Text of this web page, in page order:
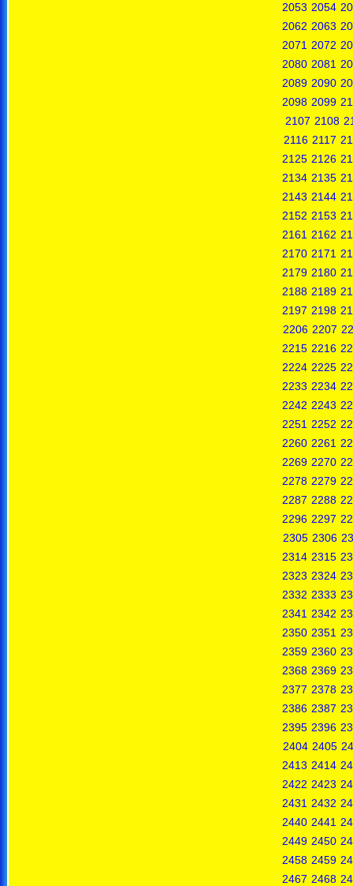
2053 2054
2062 2063
2071 2072
2080 2081
2089 2090
2098 2099
2107 2108
2116 2117
2125 2126
2134 2135
2143 2144
2152 2153
2161 2162
2170 2171
2179 2180
2188 2189
2197 2198
2206 2207
2215 2216
2224 2225
2233 2234
2242 2243
2251 2252
2260 2261
2269 2270
2278 2279
2287 2288
2296 2297
2305 2306
2314 2315
2323 2324
2332 2333
2341 2342
2350 2351
2359 2360
2368 2369
2377 2378
2386 2387
2395 2396
2404 2405
2413 2414
2422 2423
2431 2432
2440 2441
2449 2450
2458 2459
2467 2468